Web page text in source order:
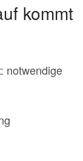
kommt
notwendige